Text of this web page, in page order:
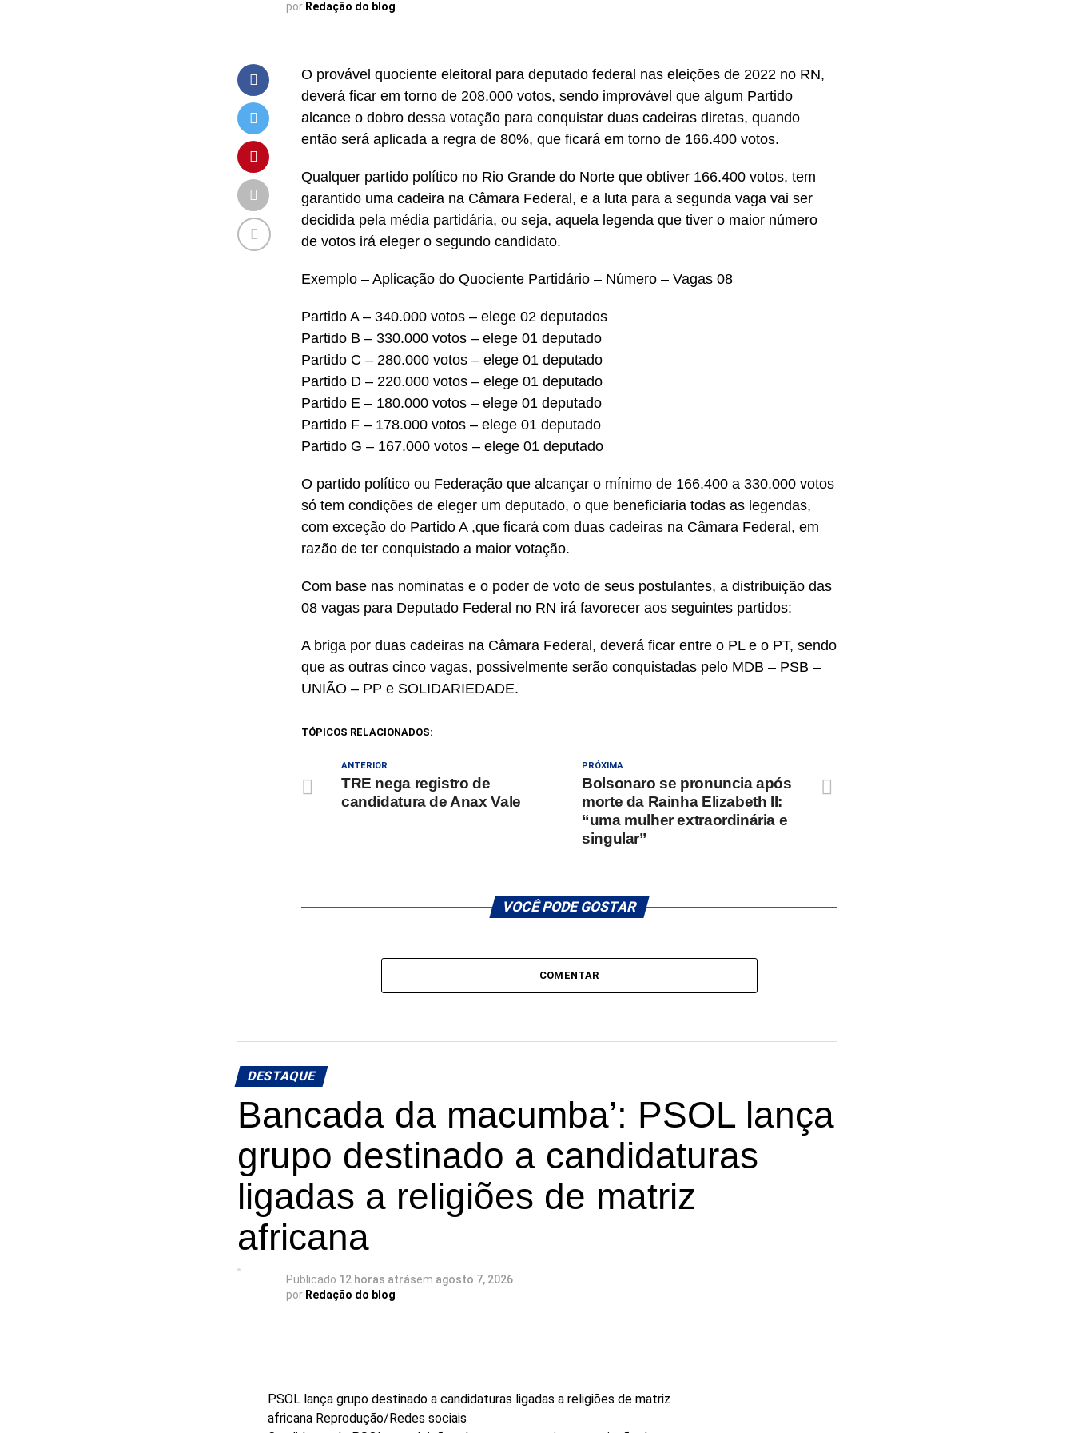
por Redação do blog
O provável quociente eleitoral para deputado federal nas eleições de 2022 no RN,
deverá ficar em torno de 208.000 votos, sendo improvável que algum Partido
alcance o dobro dessa votação para conquistar duas cadeiras diretas, quando
então será aplicada a regra de 80%, que ficará em torno de 166.400 votos.
Qualquer partido político no Rio Grande do Norte que obtiver 166.400 votos, tem
garantido uma cadeira na Câmara Federal, e a luta para a segunda vaga vai ser
decidida pela média partidária, ou seja, aquela legenda que tiver o maior número
de votos irá eleger o segundo candidato.
Exemplo – Aplicação do Quociente Partidário – Número – Vagas 08
Partido A – 340.000 votos – elege 02 deputados
Partido B – 330.000 votos – elege 01 deputado
Partido C – 280.000 votos – elege 01 deputado
Partido D – 220.000 votos – elege 01 deputado
Partido E – 180.000 votos – elege 01 deputado
Partido F – 178.000 votos – elege 01 deputado
Partido G – 167.000 votos – elege 01 deputado
O partido político ou Federação que alcançar o mínimo de 166.400 a 330.000 votos
só tem condições de eleger um deputado, o que beneficiaria todas as legendas,
com exceção do Partido A ,que ficará com duas cadeiras na Câmara Federal, em
razão de ter conquistado a maior votação.
Com base nas nominatas e o poder de voto de seus postulantes, a distribuição das
08 vagas para Deputado Federal no RN irá favorecer aos seguintes partidos:
A briga por duas cadeiras na Câmara Federal, deverá ficar entre o PL e o PT, sendo
que as outras cinco vagas, possivelmente serão conquistadas pelo MDB – PSB –
UNIÃO – PP e SOLIDARIEDADE.
TÓPICOS RELACIONADOS:
PRÓXIMA
Bolsonaro se pronuncia após
morte da Rainha Elizabeth II:
“uma mulher extraordinária e
singular”
ANTERIOR
TRE nega registro de
candidatura de Anax Vale
VOCÊ PODE GOSTAR
COMENTAR
DESTAQUE
Bancada da macumba’: PSOL lança
grupo destinado a candidaturas
ligadas a religiões de matriz
africana
Publicado 12 horas atrásem agosto 7, 2026
por Redação do blog
PSOL lança grupo destinado a candidaturas ligadas a religiões de matriz
africana Reprodução/Redes sociais